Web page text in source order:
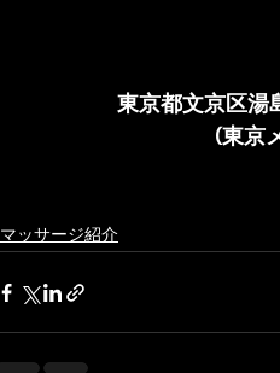
東京都文京区湯
(東京
マッサージ紹介